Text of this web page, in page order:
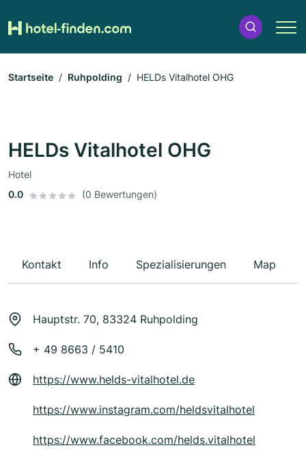
Startseite Ruhpolding HELDs Vitalhotel OHG
HELDs Vitalhotel OHG
Hotel
0.0
(0 Bewertungen)
Kontakt Info Spezialisierungen Map
Hauptstr. 70, 83324 Ruhpolding
+ 49 8663 / 5410
https://www.helds-vitalhotel.de
https://www.instagram.com/heldsvitalhotel
https://www.facebook.com/helds.vitalhotel